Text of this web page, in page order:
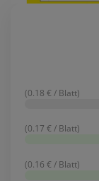
(0.18 € / Blatt)
(0.17 € / Blatt)
(0.16 € / Blatt)